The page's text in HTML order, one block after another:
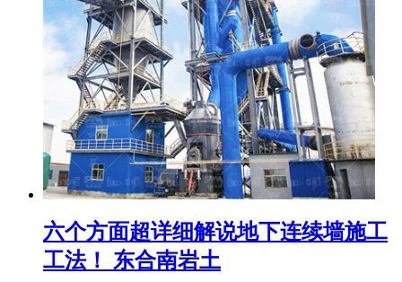
六个方面超详细解说地下连续墙施工
工法！ 东合南岩土